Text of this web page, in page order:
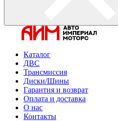
Каталог
ДВС
Трансмиссия
Диски/Шины
Гарантия и возврат
Оплата и доставка
О нас
Контакты